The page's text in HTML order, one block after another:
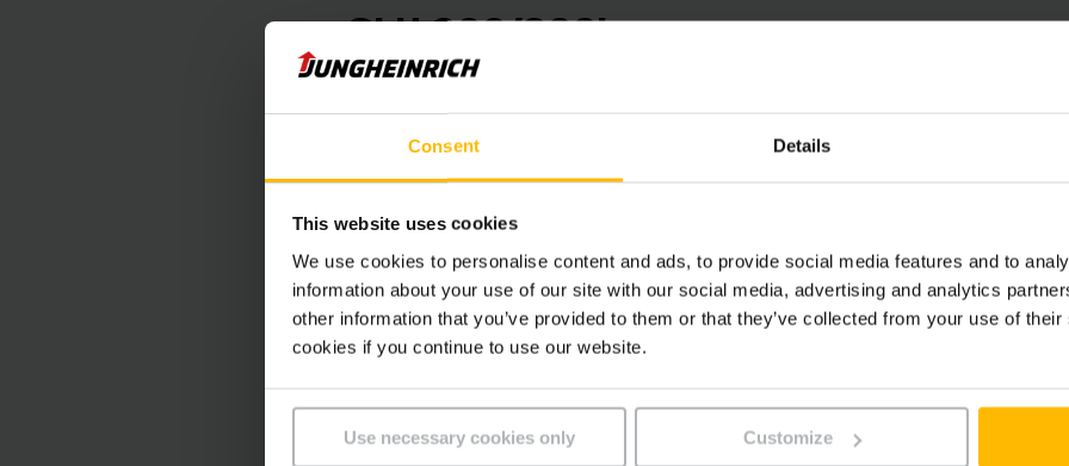
Consent Details
This website uses cookies
We use cookies to personalise content and ads, to provide social media features and to
information about your use of our site with our social media, advertising and analytics
other information that you’ve provided to them or that they’ve collected from your use of
cookies if you continue to use our website.
Use necessary cookies only Customize
SLH 300/300i